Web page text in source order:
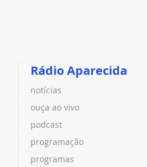
Rádio Aparecida
notícias
ouça ao vivo
podcast
programação
programas